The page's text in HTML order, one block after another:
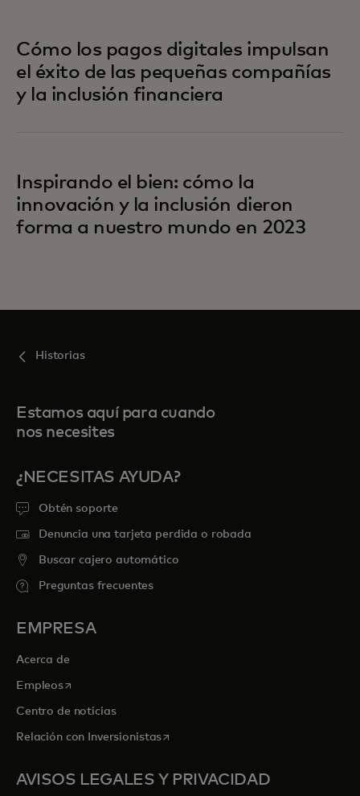
Cómo los pagos digitales impulsan
el éxito de las pequeñas compañías
y la inclusión financiera
Inspirando el bien: cómo la
innovación y la inclusión dieron
forma a nuestro mundo en 2023
Historias
Estamos aquí para cuando
nos necesites
¿NECESITAS AYUDA?
Obtén soporte
Denuncia una tarjeta perdida o robada
Buscar cajero automático
Preguntas frecuentes
EMPRESA
Acerca de
Empleosse abre en una pestaña nueva
Centro de noticias
Relación con Inversionistasse abre en una pestaña nueva
AVISOS LEGALES Y PRIVACIDAD